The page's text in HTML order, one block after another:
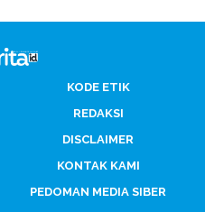
KODE ETIK
REDAKSI
DISCLAIMER
KONTAK KAMI
PEDOMAN MEDIA SIBER